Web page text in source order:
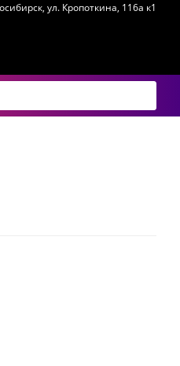
ул. Кропоткина, 116а к1